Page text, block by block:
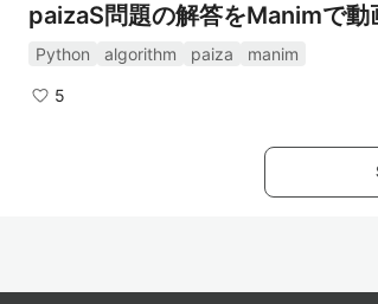
paizaS問題の解答をManimで動
Python algorithm paiza manim
5